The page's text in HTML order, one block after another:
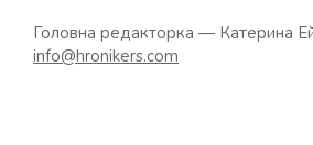
Головна редакторка — Катерина
info@hronikers.com